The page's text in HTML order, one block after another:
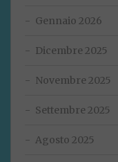
Gennaio 2026
Dicembre 2025
Novembre 2025
Settembre 2025
Agosto 2025